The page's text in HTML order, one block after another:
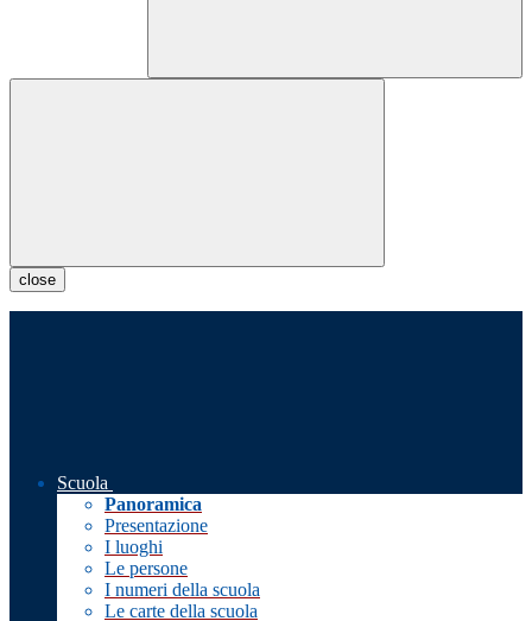
close
Scuola
Panoramica
Presentazione
I luoghi
Le persone
I numeri della scuola
Le carte della scuola